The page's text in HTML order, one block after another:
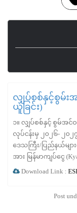
လျှပ်စစ်နှင့်စွမ်း
ယူခြင်း)
၁။ လျှပ်စစ်နှင့် စွမ်အင်ဝ
လုပ်ငန်းမှ ၂၀၂၆- ၂၀
ဒေသကြီး/ပြည်နယ်မျာ
အား မြန်မာကျပ်ငွေ
Download Link :
Post